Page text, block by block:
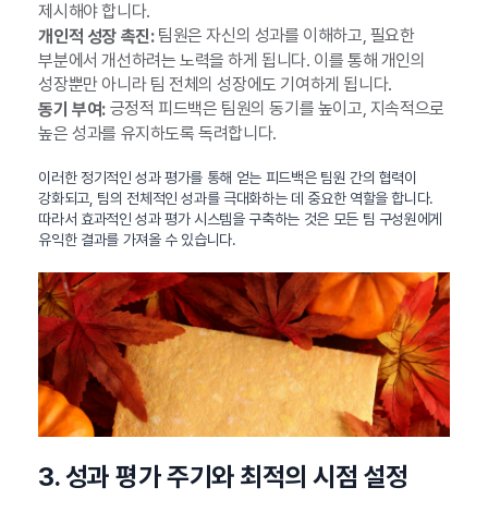
제시해야 합니다.
개인적 성장 촉진:팀원은 자신의 성과를 이해하고, 필요한
부분에서 개선하려는 노력을 하게 됩니다. 이를 통해 개인의
성장뿐만 아니라 팀 전체의 성장에도 기여하게 됩니다.
동기 부여:긍정적 피드백은 팀원의 동기를 높이고, 지속적으로
높은 성과를 유지하도록 독려합니다.
이러한 정기적인 성과 평가를 통해 얻는 피드백은 팀원 간의 협력이
강화되고, 팀의 전체적인 성과를 극대화하는 데 중요한 역할을 합니다.
따라서 효과적인 성과 평가 시스템을 구축하는 것은 모든 팀 구성원에게
유익한 결과를 가져올 수 있습니다.
3. 성과 평가 주기와 최적의 시점 설정